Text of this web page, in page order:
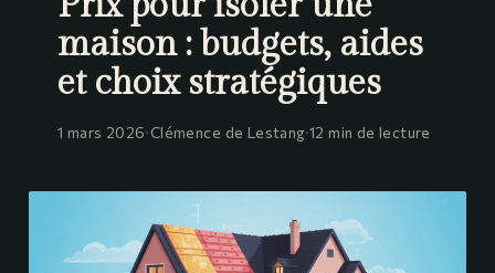
VOYAGE
maison : budgets, aides
et choix stratégiques
1 mars 2026·Clémence de Lestang·12 min de lecture